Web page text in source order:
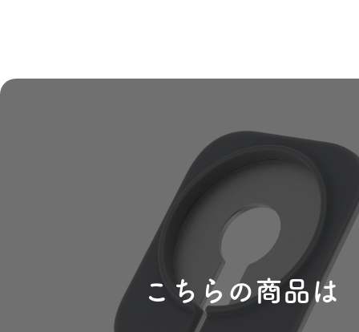
こちらの商品は